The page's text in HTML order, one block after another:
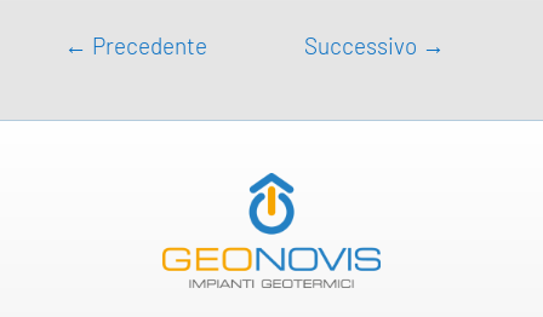
← Precedente Successivo →